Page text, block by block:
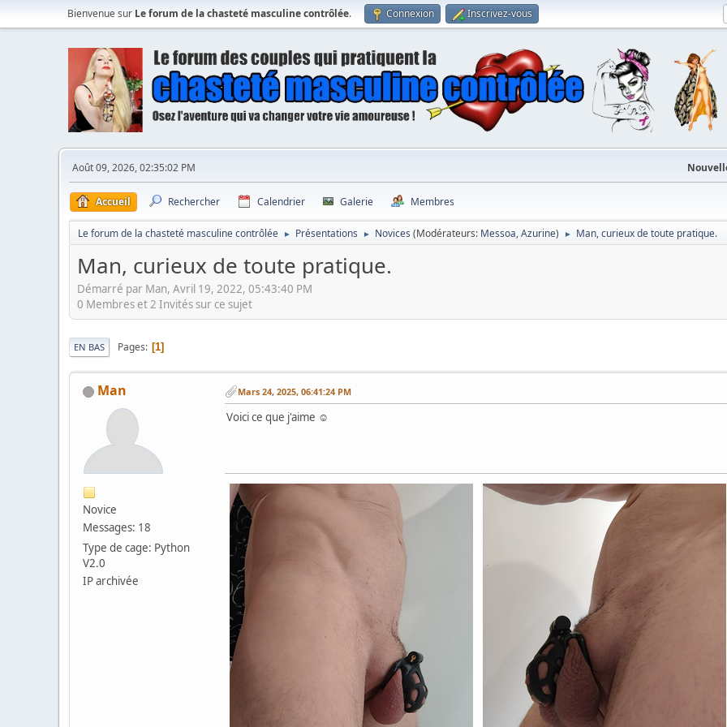
Bienvenue sur Le forum de la chasteté masculine contrôlée. Connexion Inscrivez-vous
Août 09, 2026, 02:35:02 PM
Accueil Rechercher Calendrier Galerie Membres
Le forum de la chasteté masculine contrôlée ► Présentations ► Novices (Modérateurs: Messoa,Azurine) ► Man, curieux de toute pratique.
Man, curieux de toute pratique.
Démarré par Man, Avril 19, 2022, 05:43:40 PM
0 Membres et 2 Invités sur ce sujet
EN BAS Pages 1
Man
Novice
Messages: 18
Type de cage: Python
V2.0
IP archivée
Mars 24, 2025, 06:41:24 PM
Voici ce que j'aime ☺️